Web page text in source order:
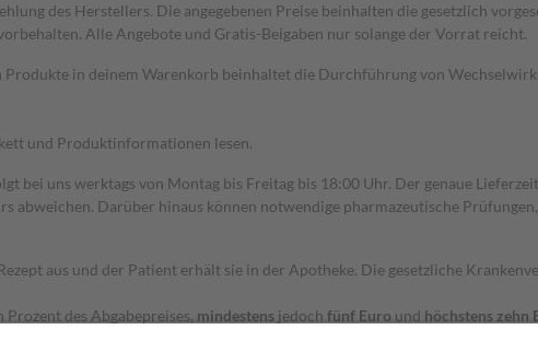
des Herstellers. Die angegebenen Preise beinhalten die gesetzlich
Alle Angebote und Gratis-Beigaben nur solange der Vorrat reicht.
in deinem Warenkorb beinhaltet die Durchführung von
und Produktinformationen lesen.
bei uns werktags von Montag bis Freitag bis 18:00 Uhr. Der genaue
abweichen. Darüber hinaus können notwendige pharmazeutische
aus und der Patient erhält sie in der Apotheke. Die gesetzliche
des Abgabepreises, mindestens jedoch fünf Euro und höchstens zehn